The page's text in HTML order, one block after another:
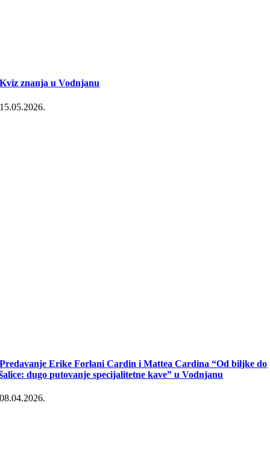
Kviz znanja u Vodnjanu
15.05.2026.
Predavanje Erike Forlani Cardin i Mattea Cardina “Od biljke do
šalice: dugo putovanje specijalitetne kave” u Vodnjanu
08.04.2026.